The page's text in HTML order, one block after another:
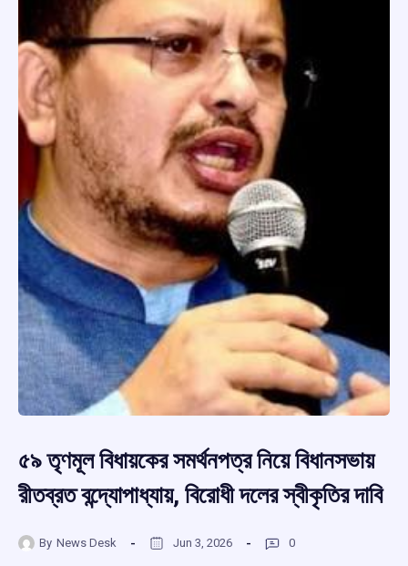
৫৯ তৃণমূল বিধায়কের সমর্থনপত্র নিয়ে বিধানসভায়
রীতব্রত বন্দ্যোপাধ্যায়, বিরোধী দলের স্বীকৃতির দাবি
By News Desk Jun 3, 2026 0